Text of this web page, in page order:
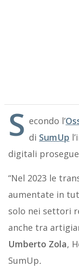
S econdo l’
di SumUp
digitali
“Nel 2023 le
aumentate in
solo nei settori
anche tra
Umberto Zola,
SumUp.